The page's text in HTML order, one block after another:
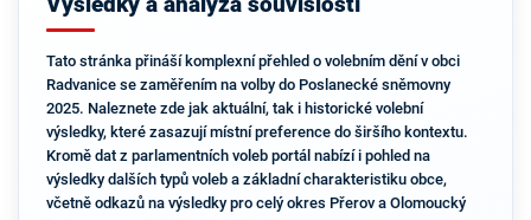
Tato stránka přináší komplexní přehled o volebním dění v obci
Radvanice se zaměřením na volby do Poslanecké sněmovny
2025. Naleznete zde jak aktuální, tak i historické volební
výsledky, které zasazují místní preference do širšího kontextu.
Kromě dat z parlamentních voleb portál nabízí i pohled na
výsledky dalších typů voleb a základní charakteristiku obce,
včetně odkazů na výsledky pro celý okres Přerov a Olomoucký